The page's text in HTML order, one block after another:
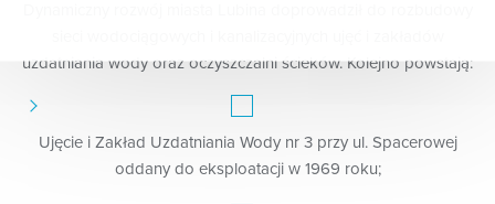
uzdatniania wody oraz oczyszczalni ścieków. Kolejno powstają:
Ujęcie i Zakład Uzdatniania Wody nr 3 przy ul. Spacerowej
oddany do eksploatacji w 1969 roku;
następować:
w celu wykonania umowy lub podjęcia działań na
Państwa żądanie przed zawarciem umowy, np. umowy
dotyczącej zaopatrzenia w wodę i odprowadzania
ścieków;